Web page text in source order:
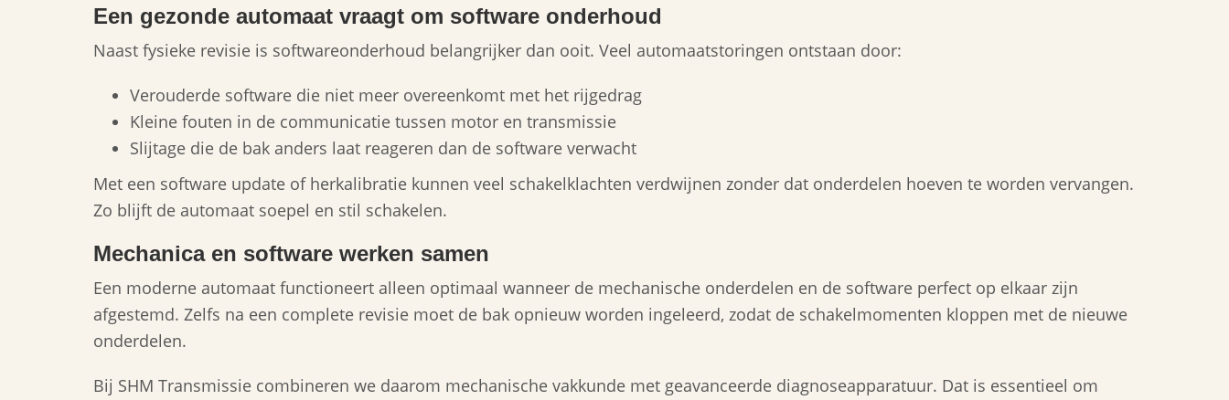
Een gezonde automaat vraagt om software onderhoud
Naast fysieke revisie is softwareonderhoud belangrijker dan ooit. Veel automaatstoringen ontstaan door:
Verouderde software die niet meer overeenkomt met het rijgedrag
Kleine fouten in de communicatie tussen motor en transmissie
Slijtage die de bak anders laat reageren dan de software verwacht
Met een software update of herkalibratie kunnen veel schakelklachten verdwijnen zonder dat onderdelen hoeven te worden vervangen.
Zo blijft de automaat soepel en stil schakelen.
Mechanica en software werken samen
Een moderne automaat functioneert alleen optimaal wanneer de mechanische onderdelen en de software perfect op elkaar zijn
afgestemd. Zelfs na een complete revisie moet de bak opnieuw worden ingeleerd, zodat de schakelmomenten kloppen met de nieuwe
onderdelen.
Bij SHM Transmissie combineren we daarom mechanische vakkunde met geavanceerde diagnoseapparatuur. Dat is essentieel om